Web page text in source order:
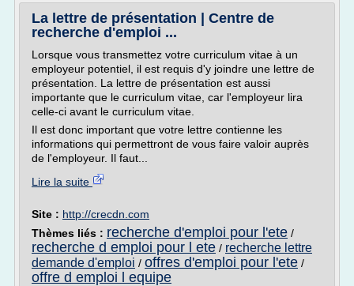
La lettre de présentation | Centre de
recherche d'emploi ...
Lorsque vous transmettez votre curriculum vitae à un
employeur potentiel, il est requis d'y joindre une lettre de
présentation. La lettre de présentation est aussi
importante que le curriculum vitae, car l'employeur lira
celle-ci avant le curriculum vitae.
Il est donc important que votre lettre contienne les
informations qui permettront de vous faire valoir auprès
de l'employeur. Il faut...
Lire la suite
Site : http://crecdn.com
Thèmes liés : recherche d'emploi pour l'ete /
recherche d emploi pour l ete / recherche lettre
demande d'emploi / offres d'emploi pour l'ete /
offre d emploi l equipe